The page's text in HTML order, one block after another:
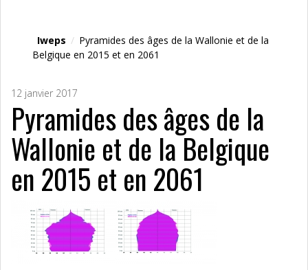
Iweps / Pyramides des âges de la Wallonie et de la
Belgique en 2015 et en 2061
12 janvier 2017
Pyramides des âges de la
Wallonie et de la Belgique
en 2015 et en 2061